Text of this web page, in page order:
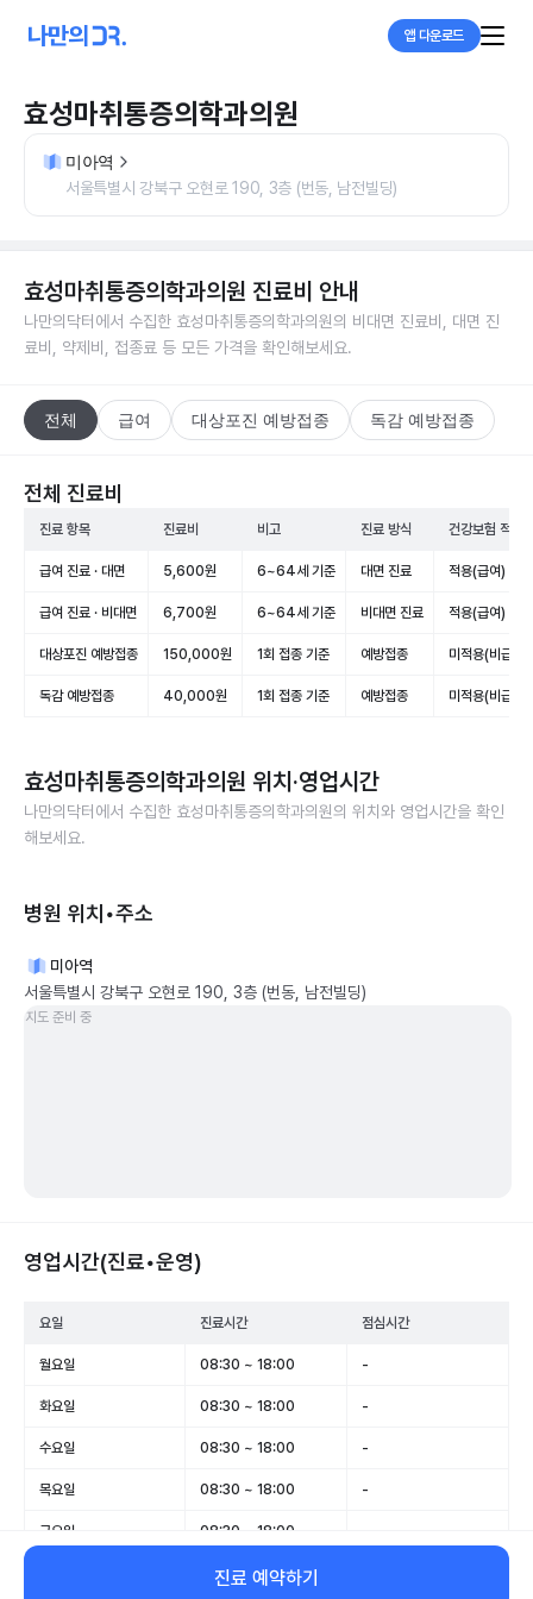
앱 다운로드
효성마취통증의학과의원
미아역
서울특별시 강북구 오현로 190, 3층 (번동, 남전빌딩)
효성마취통증의학과의원 진료비 안내
나만의닥터에서 수집한 효성마취통증의학과의원의 비대면 진료비, 대면 진
료비, 약제비, 접종료 등 모든 가격을 확인해보세요.
전체 급여 대상포진 예방접종 독감 예방접종
전체 진료비
진료 항목 진료비 비고 진료 방식 건강보험 적용
급여 진료 · 대면 5,600원 6~64세 기준 대면 진료 적용(급여)
급여 진료 · 비대면 6,700원 6~64세 기준 비대면 진료 적용(급여)
대상포진 예방접종 150,000원 1회 접종 기준 예방접종 미적용(비급여)
독감 예방접종 40,000원 1회 접종 기준 예방접종 미적용(비급여)
효성마취통증의학과의원 위치·영업시간
나만의닥터에서 수집한 효성마취통증의학과의원의 위치와 영업시간을 확인
해보세요.
병원 위치•주소
미아역
서울특별시 강북구 오현로 190, 3층 (번동, 남전빌딩)
지도 준비 중
영업시간(진료•운영)
요일 진료시간 점심시간
월요일 08:30 ~ 18:00 -
화요일 08:30 ~ 18:00 -
수요일 08:30 ~ 18:00 -
목요일 08:30 ~ 18:00 -
금요일 08:30 ~ 18:00
08:30 ~ 13:00
진료 예약하기